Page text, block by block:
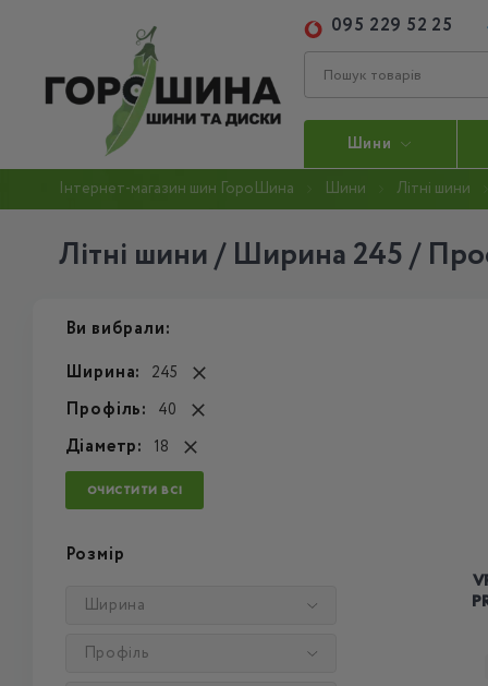
095 229 52 25
Шини
Інтернет-магазин шин ГороШина Шини Літні шини
Літні шини / Ширина 245 /
Ви вибрали:
Ширина:
245
Профіль: 40
Діаметр: 18
ОЧИСТИТИ ВСІ
Розмір
Ширина
Профіль